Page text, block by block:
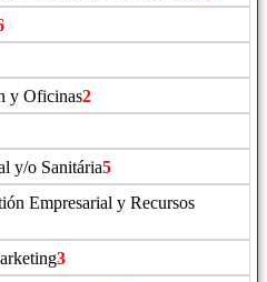
y Oficinas2
y/o Sanitária5
Empresarial y Recursos
3